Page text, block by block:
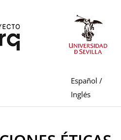
Español /
Inglés